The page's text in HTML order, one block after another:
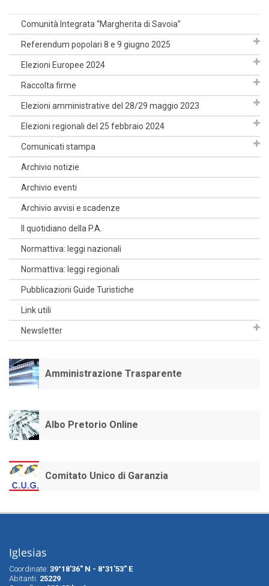
Comunità Integrata “Margherita di Savoia”
Referendum popolari 8 e 9 giugno 2025
Elezioni Europee 2024
Raccolta firme
Elezioni amministrative del 28/29 maggio 2023
Elezioni regionali del 25 febbraio 2024
Comunicati stampa
Archivio notizie
Archivio eventi
Archivio avvisi e scadenze
Il quotidiano della P.A.
Normattiva: leggi nazionali
Normattiva: leggi regionali
Pubblicazioni Guide Turistiche
Link utili
Newsletter
Amministrazione Trasparente
Albo Pretorio Online
Comitato Unico di Garanzia
Iglesias
Coordinate: 39°18'36" N - 8°31'53" E
Abitanti: 25229